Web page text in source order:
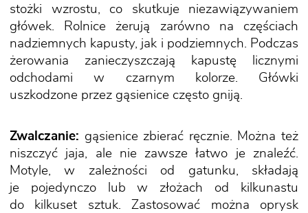
stożki wzrostu, co skutkuje niezawiązywaniem
główek. Rolnice żerują zarówno na częściach
nadziemnych kapusty, jak i podziemnych. Podczas
żerowania zanieczyszczają kapustę licznymi
odchodami w czarnym kolorze. Główki
uszkodzone przez gąsienice często gniją.
Zwalczanie: gąsienice zbierać ręcznie. Można też
niszczyć jaja, ale nie zawsze łatwo je znaleźć.
Motyle, w zależności od gatunku, składają
je pojedynczo lub w złożach od kilkunastu
do kilkuset sztuk. Zastosować można oprysk